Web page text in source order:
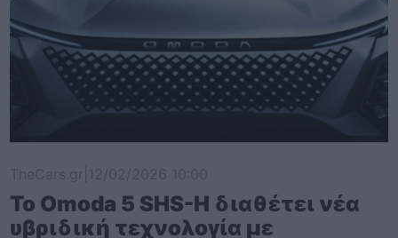
Το Omoda 5 SHS-H διαθέτει νέα
υβριδική τεχνολογία με